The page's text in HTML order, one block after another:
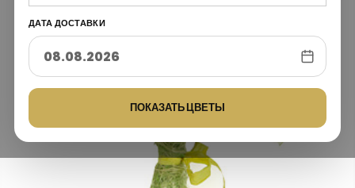
ДАТА ДОСТАВКИ
ПОКАЗАТЬ ЦВЕТЫ